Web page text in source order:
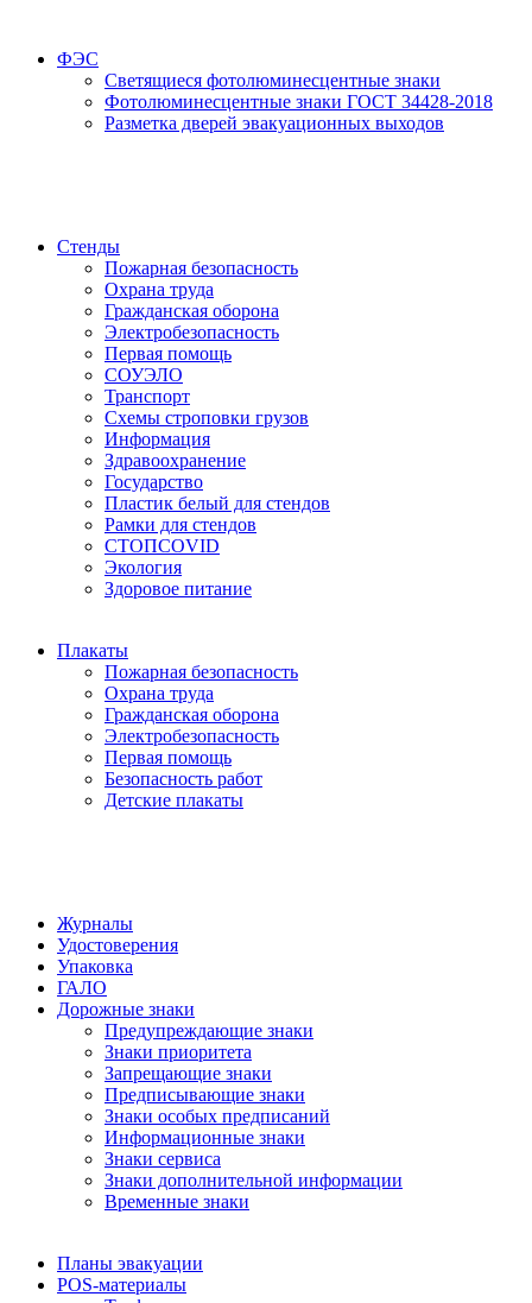
ФЭС
Светящиеся фотолюминесцентные знаки
Фотолюминесцентные знаки ГОСТ 34428-2018
Разметка дверей эвакуационных выходов
Стенды
Пожарная безопасность
Охрана труда
Гражданская оборона
Электробезопасность
Первая помощь
СОУЭЛО
Транспорт
Схемы строповки грузов
Информация
Здравоохранение
Государство
Пластик белый для стендов
Рамки для стендов
СТОПCOVID
Экология
Здоровое питание
Плакаты
Пожарная безопасность
Охрана труда
Гражданская оборона
Электробезопасность
Первая помощь
Безопасность работ
Детские плакаты
Журналы
Удостоверения
Упаковка
ГАЛО
Дорожные знаки
Предупреждающие знаки
Знаки приоритета
Запрещающие знаки
Предписывающие знаки
Знаки особых предписаний
Информационные знаки
Знаки сервиса
Знаки дополнительной информации
Временные знаки
Планы эвакуации
POS-материалы